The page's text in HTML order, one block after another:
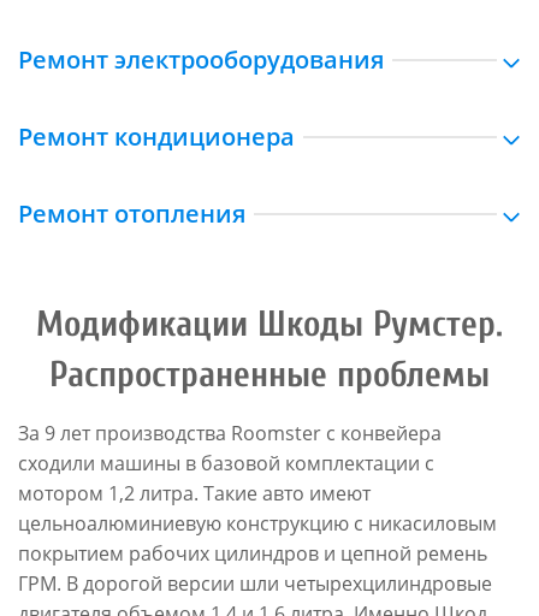
Ремонт электрооборудования
Ремонт кондиционера
Ремонт отопления
Модификации Шкоды Румстер.
Распространенные проблемы
За 9 лет производства Roomster с конвейера
сходили машины в базовой комплектации с
мотором 1,2 литра. Такие авто имеют
цельноалюминиевую конструкцию с никасиловым
покрытием рабочих цилиндров и цепной ремень
ГРМ. В дорогой версии шли четырехцилиндровые